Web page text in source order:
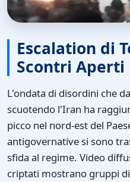
Escalation di
Scontri Aperti
L'ondata di disordini che
scuotendo l'Iran ha
picco nel nord-est del
antigovernative si sono
sfida al regime. Video
criptati mostrano gruppi